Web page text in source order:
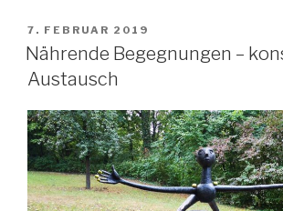
c
e
b
o
o
k
tt
er
ail
VERÖFFENTLICHT
AM
7. FEBRUAR 2019
Nährende Begegnungen –
Austausch